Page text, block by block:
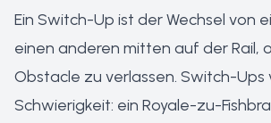
Ein Switch-Up ist der Wechsel von
einen anderen mitten auf der Rail,
Obstacle zu verlassen. Switch-Ups
Schwierigkeit: ein Royale-zu-